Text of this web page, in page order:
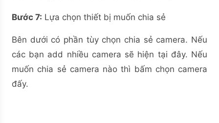
Bước 7: Lựa chọn thiết bị muốn chia sẻ
Bên dưới có phần tùy chọn chia sẻ camera. Nếu
các bạn add nhiều camera sẽ hiện tại đây. Nếu
muốn chia sẻ camera nào thì bấm chọn camera
đấy.